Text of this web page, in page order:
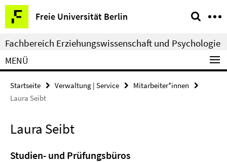
Springe
direkt
zu
Inhalt
Freie Universität Berlin
Service-
Navigation
Fachbereich Erziehungswissenschaft und Psychologie
MENÜ
Startseite Verwaltung | Service
Mitarbeiter*innen
Laura Seibt
Laura Seibt
Studien- und Prüfungsbüros